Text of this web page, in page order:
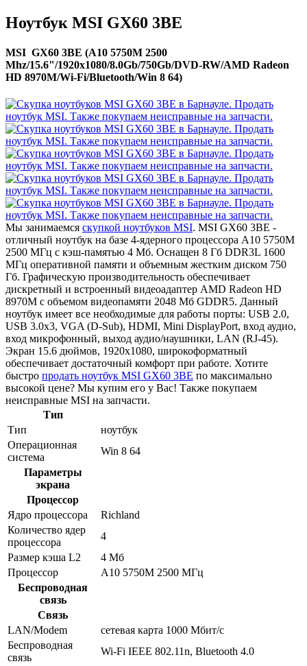
Ноутбук MSI GX60 3BE
MSI GX60 3BE (A10 5750M 2500
Mhz/15.6"/1920x1080/8.0Gb/750Gb/DVD-RW/AMD Radeon
HD 8970M/Wi-Fi/Bluetooth/Win 8 64)
Мы занимаемся скупкой ноутбуков MSI. MSI GX60 3BE -
отличный ноутбук на базе 4-ядерного процессора A10 5750M
2500 МГц с кэш-памятью 4 Мб. Оснащен 8 Гб DDR3L 1600
МГц оперативной памяти и объемным жестким диском 750
Гб. Графическую производительность обеспечивает
дискретный и встроенный видеоадаптер AMD Radeon HD
8970M с объемом видеопамяти 2048 Мб GDDR5. Данный
ноутбук имеет все необходимые для работы порты: USB 2.0,
USB 3.0x3, VGA (D-Sub), HDMI, Mini DisplayPort, вход аудио,
вход микрофонный, выход аудио/наушники, LAN (RJ-45).
Экран 15.6 дюймов, 1920x1080, широкоформатный
обеспечивает достаточный комфорт при работе. Хотите
быстро продать ноутбук MSI GX60 3BE по максимально
высокой цене? Мы купим его у Вас! Также покупаем
неисправные MSI на запчасти.
Тип
Тип
ноутбук
Операционная
система
Win 8 64
Параметры
экрана
Процессор
Ядро процессора
Richland
Количество ядер
процессора
4
Размер кэша L2
4 Мб
Процессор
A10 5750M 2500 МГц
Беспроводная
связь
Связь
LAN/Modem
сетевая карта 1000 Мбит/c
Беспроводная
связь
Wi-Fi IEEE 802.11n, Bluetooth 4.0